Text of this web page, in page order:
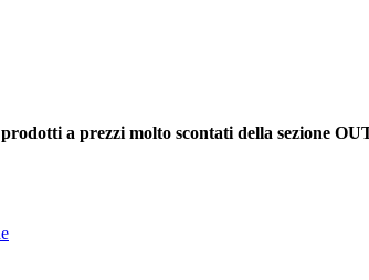
a prezzi molto scontati della sezione